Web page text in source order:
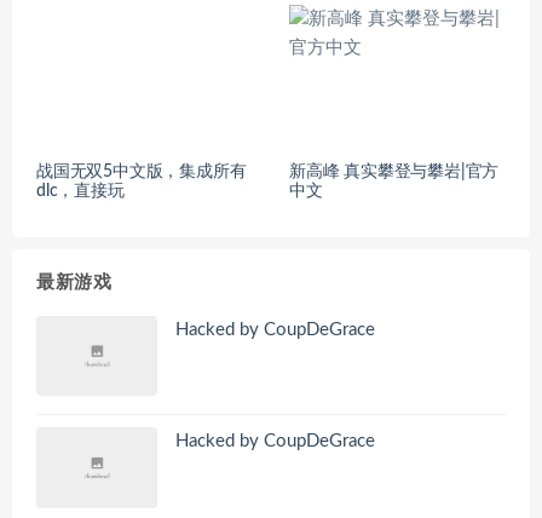
战国无双5中文版，集成所有
dlc，直接玩
新高峰 真实攀登与攀岩|官方
中文
最新游戏
Hacked by CoupDeGrace
Hacked by CoupDeGrace